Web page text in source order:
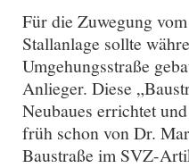
Für die Zuwegung
Stallanlage sollte
Umgehungsstraße
Anlieger. Diese
Neubaues errichtet
früh schon von Dr.
Baustraße im SVZ-